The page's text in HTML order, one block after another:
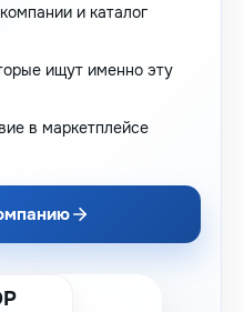
и каталог
ищут именно эту
в маркетплейсе